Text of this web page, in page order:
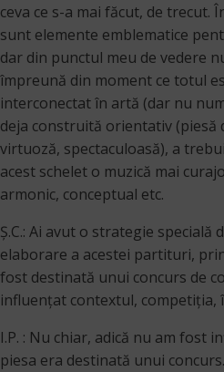
ceva ce s-a mai făcut, de trecut.
sunt elemente emblematice
dar din punctul meu de vedere
împreună din moment ce totul
interconectat în artă (dar nu
deja construită orientativ (piesă
virtuoză, spectaculoasă), a
acest schelet o muzică mai
armonic, conceptual etc.
Ș.C.: Ai avut o strategie specială
elaborare a acestei partituri,
fost destinată unui concurs de
influenţat contextul, competiţia,
I.P. : Nu chiar, adică nu am fost
piesa era destinată unui